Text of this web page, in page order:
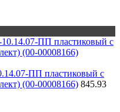
ПП пластиковый с
(00-00008166) 845.93